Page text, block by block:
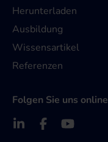
Herunterladen
Ausbildung
Wissensartikel
Referenzen
Folgen Sie uns online